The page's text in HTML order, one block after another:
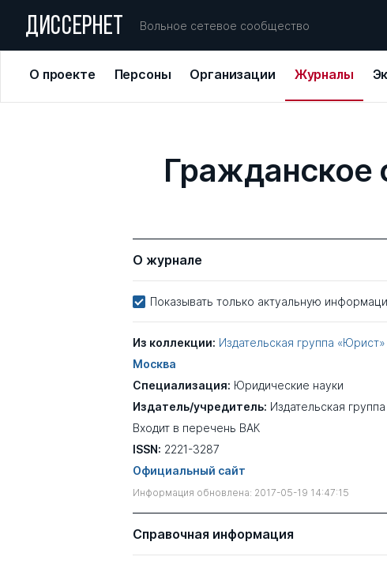
ДИССЕРНЕТ Вольное сетевое сообщество
О проекте Персоны Организации Журналы
Гражданское
О журнале
Показывать только актуальную
Из коллекции: Издательская группа «Юрист»
Москва
Специализация: Юридические науки
Издатель/учредитель: Издательская
Входит в перечень ВАК
ISSN: 2221-3287
Официальный сайт
Информация обновлена: 2017-05-19 14:47:15
Справочная информация